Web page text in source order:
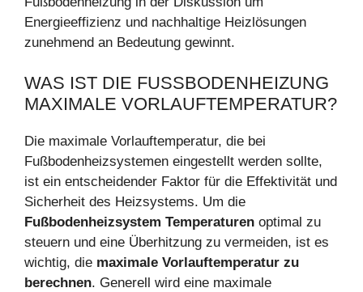
Energieeffizienz und nachhaltige Heizlösungen
zunehmend an Bedeutung gewinnt.
WAS IST DIE FUSSBODENHEIZUNG M
AXIMALE VORLAUFTEMPERATUR?
Die maximale Vorlauftemperatur, die bei
Fußbodenheizsystemen eingestellt werden sollte,
ist ein entscheidender Faktor für die Effektivität und
Sicherheit des Heizsystems. Um die
Fußbodenheizsystem Temperaturen optimal zu
steuern und eine Überhitzung zu vermeiden, ist es
wichtig, die maximale Vorlauftemperatur zu
berechnen. Generell wird eine maximale